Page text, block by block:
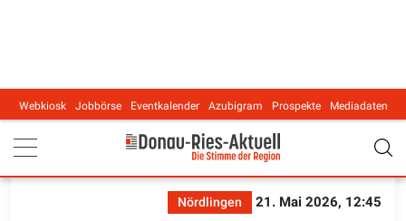
Main navigation
Webkiosk Jobbörse Eventkalender Azubigram Prospekte Mediadaten
Nördlingen
21. Mai 2026, 12:45